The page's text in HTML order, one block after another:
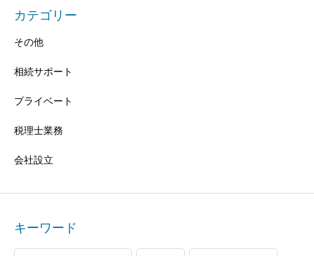
カテゴリー
その他
相続サポート
プライベート
税理士業務
会社設立
キーワード